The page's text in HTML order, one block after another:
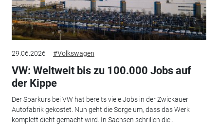
29.06.2026 #Volkswagen
VW: Weltweit bis zu 100.000 Jobs auf
der Kippe
Der Sparkurs bei VW hat bereits viele Jobs in der Zwickauer
Autofabrik gekostet. Nun geht die Sorge um, dass das Werk
komplett dicht gemacht wird. In Sachsen schrillen die...